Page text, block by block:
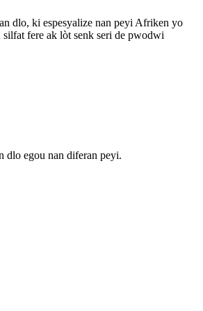
dlo, ki espesyalize nan peyi Afriken yo
fere ak lòt senk seri de pwodwi
dlo egou nan diferan peyi.